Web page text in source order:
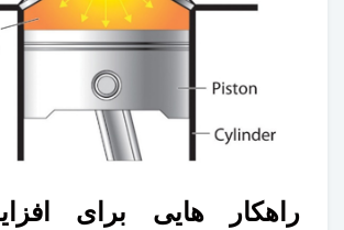
راهکار هایی برای